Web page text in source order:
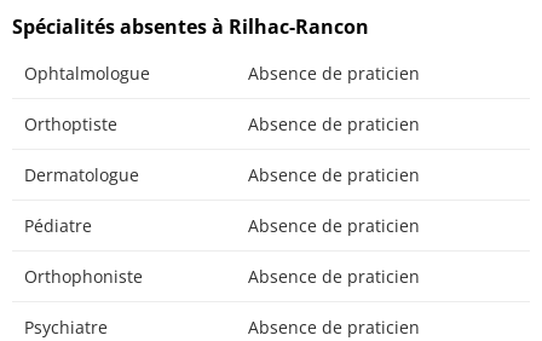
Spécialités absentes à Rilhac-Rancon
Ophtalmologue Absence de praticien
Orthoptiste Absence de praticien
Dermatologue Absence de praticien
Pédiatre Absence de praticien
Orthophoniste Absence de praticien
Psychiatre Absence de praticien